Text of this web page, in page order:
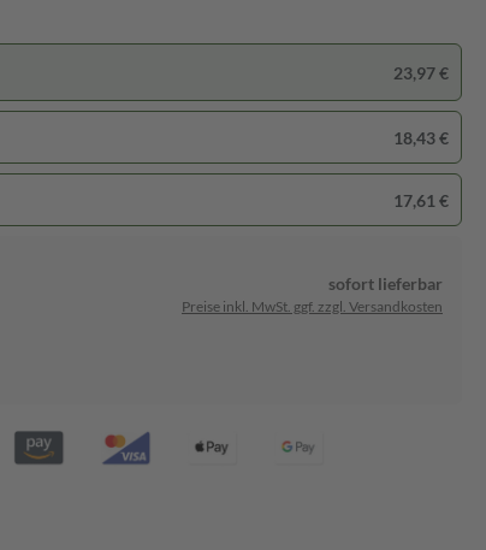
23,97 €
18,43 €
17,61 €
sofort lieferbar
Preise inkl. MwSt. ggf. zzgl. Versandkosten